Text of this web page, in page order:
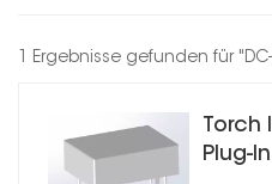
1 Ergebnisse gefunden für
Torch
Plug-